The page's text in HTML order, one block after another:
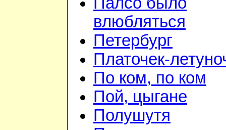
влюбляться
Петербург
Платочек-
По ком, по ком
Пой, цыгане
Полушутя